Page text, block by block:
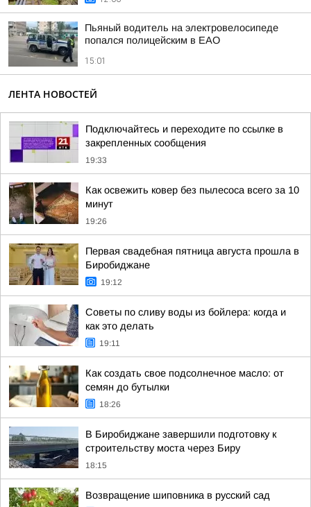
Пьяный водитель на электровелосипеде
попался полицейским в ЕАО
15:01
ЛЕНТА НОВОСТЕЙ
Подключайтесь и переходите по ссылке в
закрепленных сообщения
19:33
Как освежить ковер без пылесоса всего за 10
минут
19:26
Первая свадебная пятница августа прошла в
Биробиджане
19:12
Советы по сливу воды из бойлера: когда и
как это делать
19:11
Как создать свое подсолнечное масло: от
семян до бутылки
18:26
В Биробиджане завершили подготовку к
строительству моста через Биру
18:15
Возвращение шиповника в русский сад